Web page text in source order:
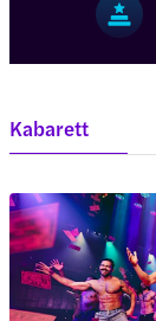
Kabarett